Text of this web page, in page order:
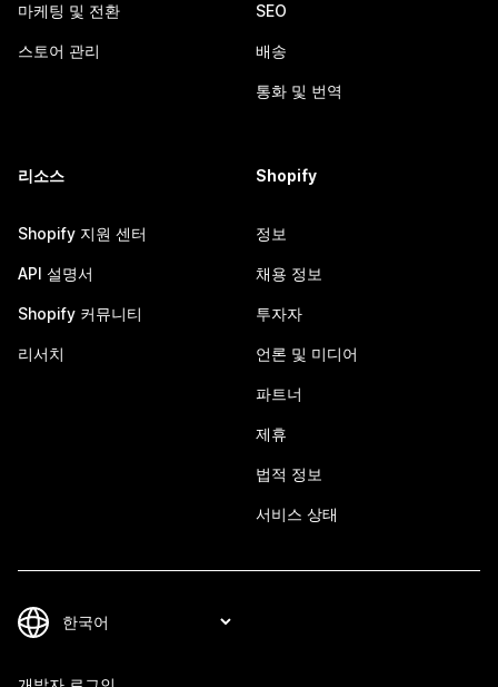
마케팅 및 전환
스토어 관리
SEO
배송
통화 및 번역
리소스
Shopify 지원 센터
API 설명서
Shopify 커뮤니티
리서치
Shopify
정보
채용 정보
투자자
언론 및 미디어
파트너
제휴
법적 정보
서비스 상태